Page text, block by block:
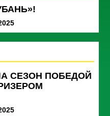
СЕЗОН ПОБЕДОЙ